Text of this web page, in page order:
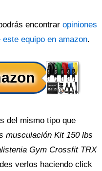
encontrar opiniones
equipo en amazon.
del mismo tipo que
musculación Kit 150 lbs
Gym Crossfit TRX
verlos haciendo click